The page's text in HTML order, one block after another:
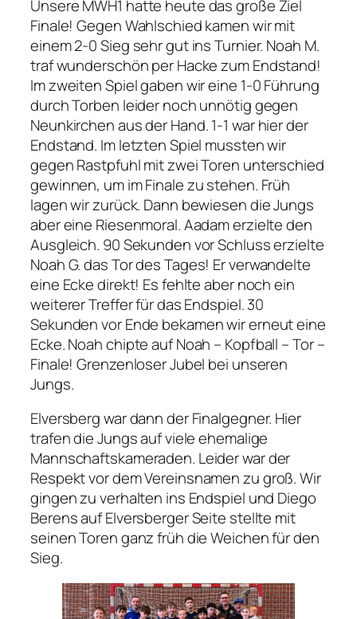
Unsere MWH1 hatte heute das große Ziel
Finale! Gegen Wahlschied kamen wir mit
einem 2-0 Sieg sehr gut ins Turnier. Noah M.
traf wunderschön per Hacke zum Endstand!
Im zweiten Spiel gaben wir eine 1-0 Führung
durch Torben leider noch unnötig gegen
Neunkirchen aus der Hand. 1-1 war hier der
Endstand. Im letzten Spiel mussten wir
gegen Rastpfuhl mit zwei Toren unterschied
gewinnen, um im Finale zu stehen. Früh
lagen wir zurück. Dann bewiesen die Jungs
aber eine Riesenmoral. Aadam erzielte den
Ausgleich. 90 Sekunden vor Schluss erzielte
Noah G. das Tor des Tages! Er verwandelte
eine Ecke direkt! Es fehlte aber noch ein
weiterer Treffer für das Endspiel. 30
Sekunden vor Ende bekamen wir erneut eine
Ecke. Noah chipte auf Noah – Kopfball – Tor –
Finale! Grenzenloser Jubel bei unseren
Jungs.
Elversberg war dann der Finalgegner. Hier
trafen die Jungs auf viele ehemalige
Mannschaftskameraden. Leider war der
Respekt vor dem Vereinsnamen zu groß. Wir
gingen zu verhalten ins Endspiel und Diego
Berens auf Elversberger Seite stellte mit
seinen Toren ganz früh die Weichen für den
Sieg.